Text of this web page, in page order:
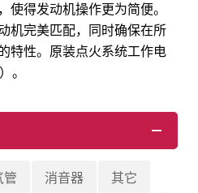
使得发动机操作更为简便。
机完美匹配，同时确保在所
特性。原装点火系统工作电
。
管 消音器 其它